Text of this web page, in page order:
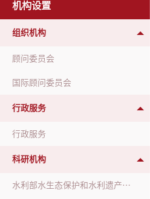
机构设置
组织机构
顾问委员会
国际顾问委员会
行政服务
行政服务
科研机构
水利部水生态保护和水利遗产重点实验室